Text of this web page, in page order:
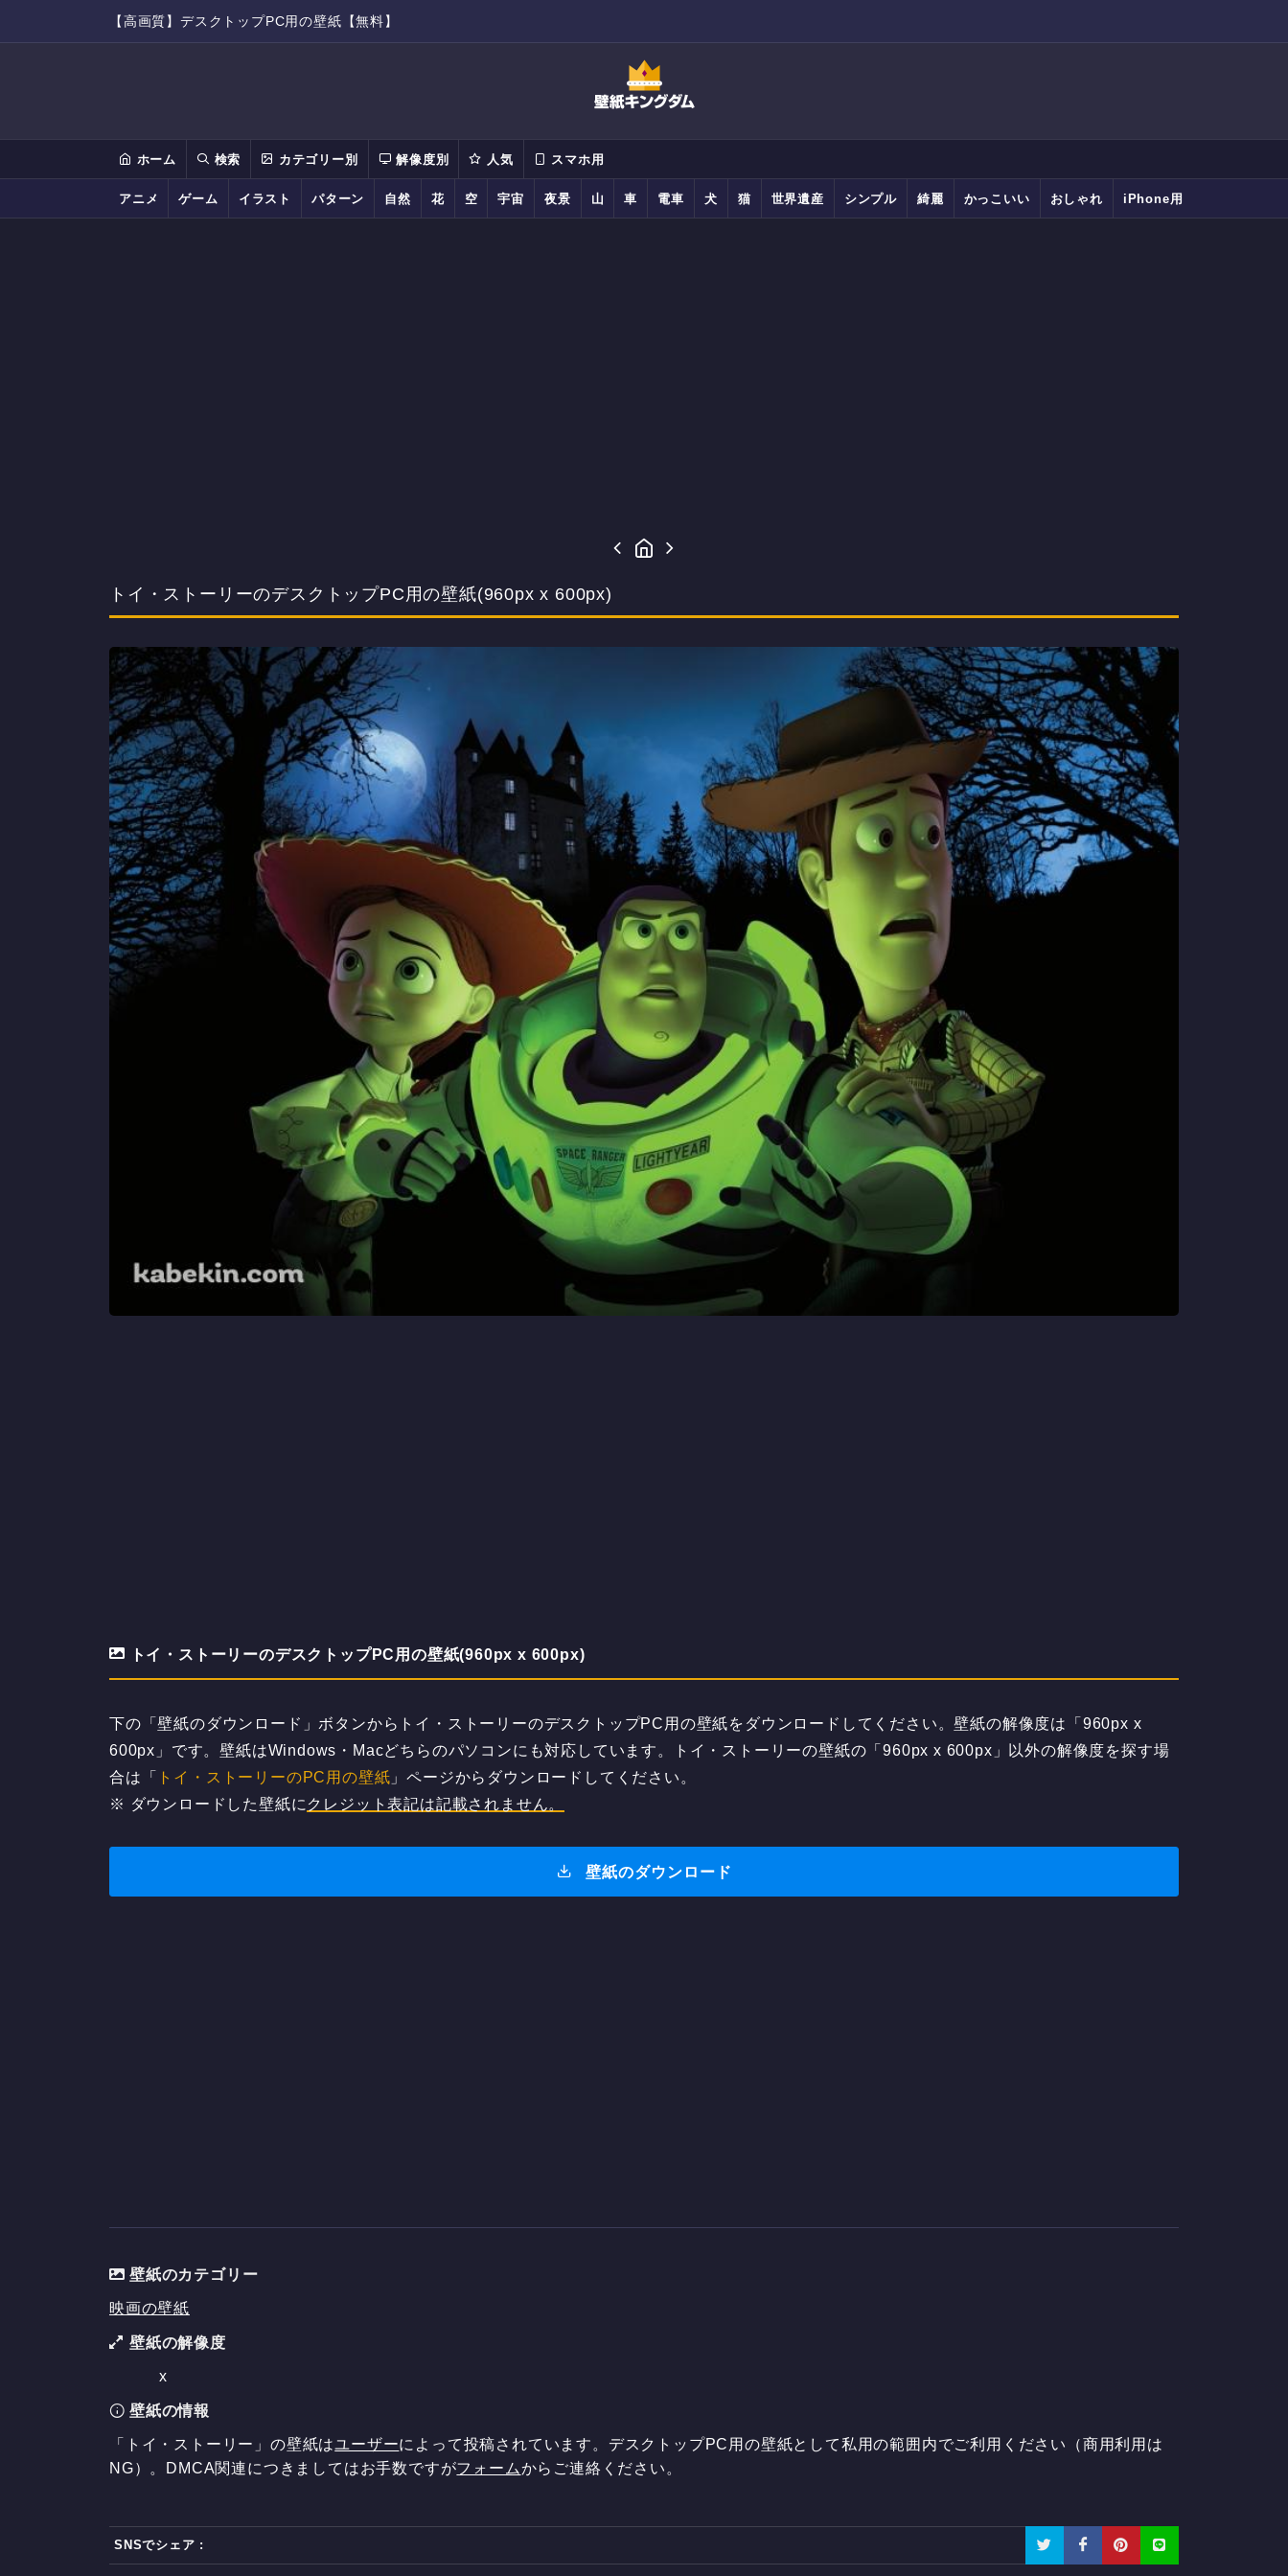
【高画質】デスクトップPC用の壁紙【無料】
ホーム 検索 カテゴリー別 解像度別 人気 スマホ用
アニメ ゲーム イラスト パターン 自然 花 空 宇宙 夜景 山 車 電車 犬 猫 世界遺産 シンプル 綺麗 かっこいい おしゃれ iPhone用
トイ・ストーリーのデスクトップPC用の壁紙(960px x 600px)
トイ・ストーリーのデスクトップPC用の壁紙(960px x 600px)
下の「壁紙のダウンロード」ボタンからトイ・ストーリーのデスクトップPC用の壁紙をダウンロードしてください。壁紙の解像度は「960px x
600px」です。壁紙はWindows・Macどちらのパソコンにも対応しています。トイ・ストーリーの壁紙の「960px x 600px」以外の解像度を探す場
合は「
トイ・ストーリーのPC用の壁紙 」ページからダウンロードしてください。
※ ダウンロードした壁紙に クレジット表記は記載されません。
壁紙のダウンロード
壁紙のカテゴリー
映画の壁紙
壁紙の解像度
x
壁紙の情報
「トイ・ストーリー」の壁紙はユーザーによって投稿されています。デスクトップPC用の壁紙として私用の範囲内でご利用ください（商用利用は
NG）。DMCA関連につきましてはお手数ですがフォームからご連絡ください。
SNSでシェア :